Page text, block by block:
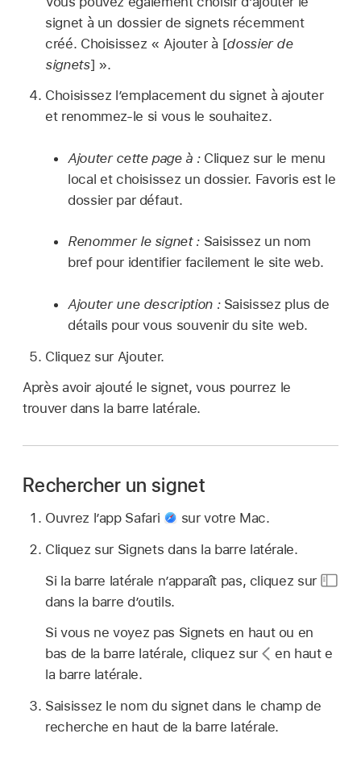
signet à un dossier de signets récemment
créé. Choisissez « Ajouter à [dossier de
signets] ».
Choisissez l’emplacement du signet à ajouter
et renommez-le si vous le souhaitez.
Ajouter cette page à :Cliquez sur le menu
local et choisissez un dossier. Favoris est le
dossier par défaut.
Renommer le signet :Saisissez un nom
bref pour identifier facilement le site web.
Ajouter une description :Saisissez plus de
détails pour vous souvenir du site web.
Cliquez sur Ajouter.
Après avoir ajouté le signet, vous pourrez le
trouver dans la barre latérale.
Rechercher un signet
Ouvrez l’app Safari
sur votre Mac.
Cliquez sur Signets dans la barre latérale.
Si la barre latérale n’apparaît pas, cliquez sur
dans la barre d’outils.
Si vous ne voyez pas Signets en haut ou en
bas de la barre latérale, cliquez sur
en haut e
la barre latérale.
Saisissez le nom du signet dans le champ de
recherche en haut de la barre latérale.